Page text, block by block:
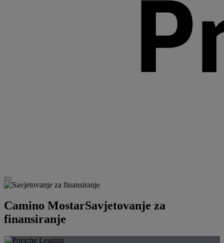
Camino MostarSavjetovanje za
finansiranje